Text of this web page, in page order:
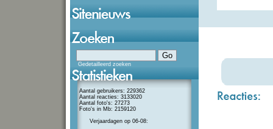
Gedetailleerd zoeken
Aantal gebruikers: 229362
Aantal reacties: 3133020
Aantal foto's: 27273
Foto's in Mb: 2159120
Verjaardagen op 06-08: